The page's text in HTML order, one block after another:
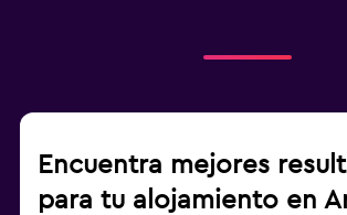
Encuentra mejores
para tu alojamiento en